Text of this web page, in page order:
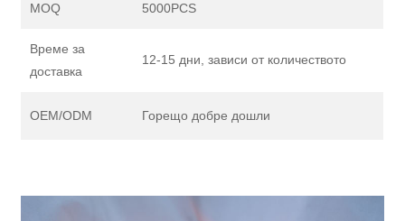
MOQ 5000PCS
Време за
доставка
12-15 дни, зависи от количеството
OEM/ODM Горещо добре дошли